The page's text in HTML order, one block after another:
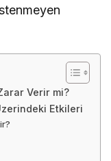
Zarar Verir mi?
Üzerindeki Etkileri